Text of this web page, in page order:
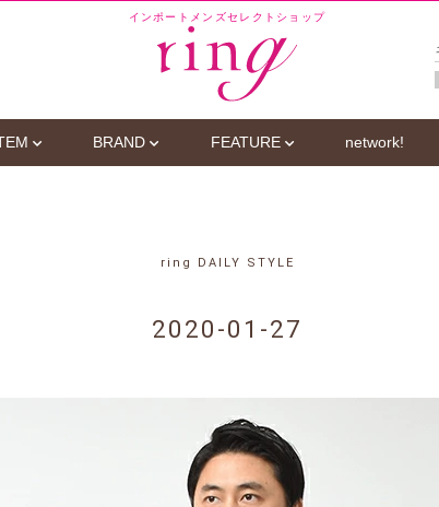
インポートメンズセレクトショップ
BRAND FEATURE network!
ring DAILY STYLE
2020-01-27